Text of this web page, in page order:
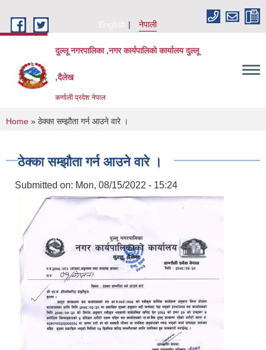
English
नेपाली
दुल्लू नगरपालिका ,नगर कार्यपालिकाे कार्यालय दुल्लू
,दैलेख
कर्णाली प्रदेश नेपाल
You are here
Home » ठेक्का सम्झौता गर्न आउने वारे ।
ठेक्का सम्झौता गर्न आउने वारे ।
Submitted on: Mon, 08/15/2022 - 15:24